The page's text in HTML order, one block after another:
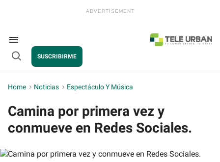
Search
&
Section
Navigation
Open
SUSCRIBIRME
Home > Noticias > Espectáculo Y Música
Camina por primera vez y
conmueve en Redes Sociales.